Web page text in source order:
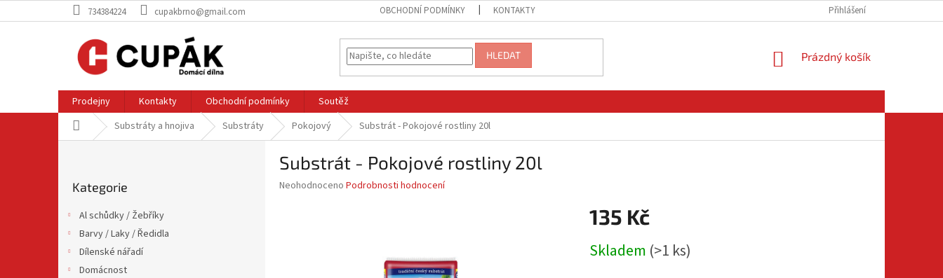
na
734384224 cupakbrno@gmail.com OBCHODNÍ PODMÍNKY KONTAKTY Přihlášení
HLEDAT
NÁKUPNÍ
Prázdný košík
Prodejny Kontakty Obchodní podmínky
Soutěž
Domů Substráty a hnojiva Substráty Pokojový Substrát - Pokojové rostliny 20l
kategorie
Kategorie
Al schůdky / Žebříky
Barvy / Laky / Ředidla
Dílenské nářadí
Domácnost
Substrát - Pokojové rostliny 20l
Průměrné
Neohodnoceno Podrobnosti hodnocení
135 Kč
cena:
Skladem (>1 ks)